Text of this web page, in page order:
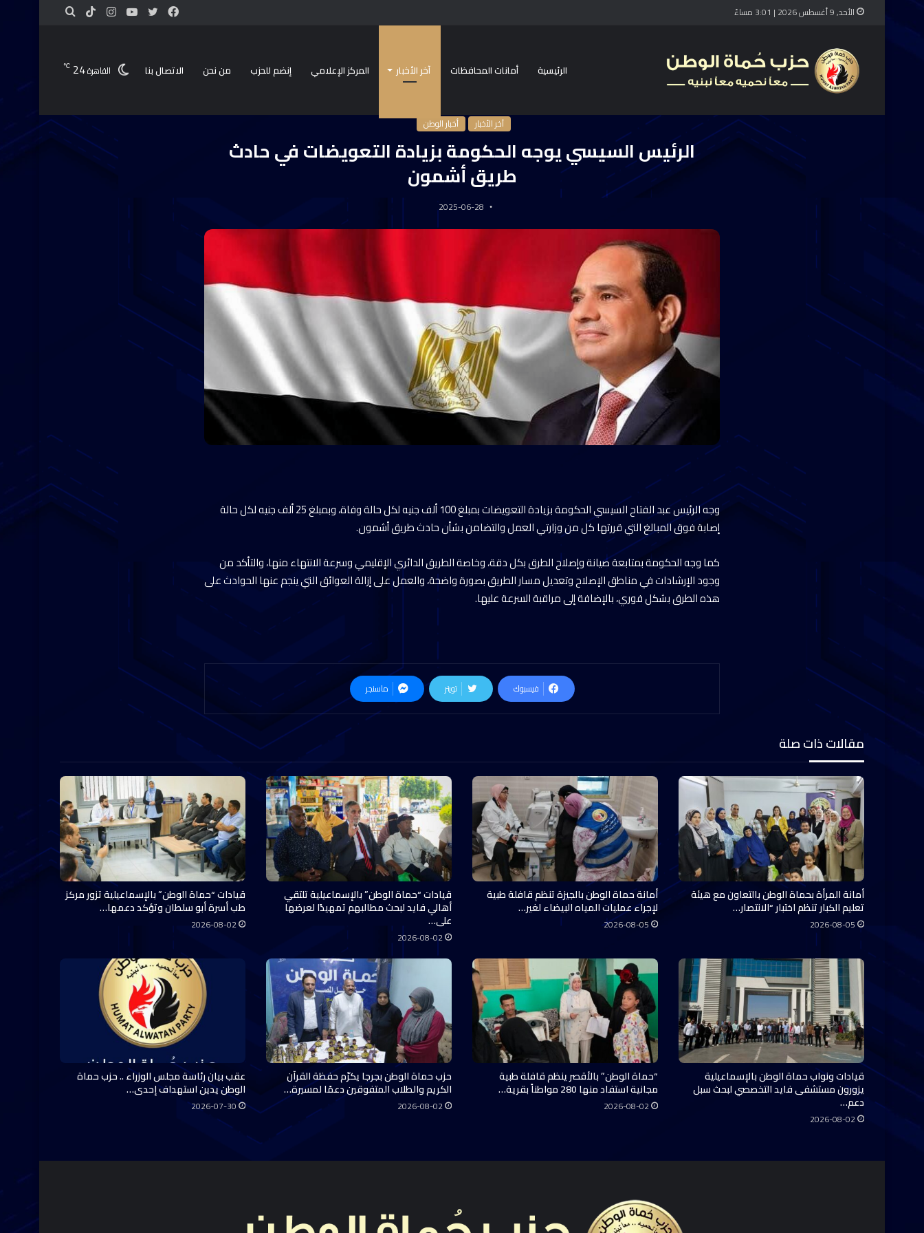
الأحد, 9 أغسطس 2026 | 3:01 مساءً
الرئيسية أمانات المحافظات آخر الأخبار المركز الإعلامي إنضم للحزب من نحن الاتصال بنا القاهرة24
℃
آخر الأخبار أخبار الوطن
الرئيس السيسي يوجه الحكومة بزيادة التعويضات في حادث
طريق أشمون
2025-06-28
وجه الرئيس عبد الفتاح السيسي الحكومة بزيادة التعويضات بمبلغ 100 ألف جنيه لكل حالة وفاة، وبمبلغ 25 ألف جنيه لكل حالة
إصابة فوق المبالغ التي قررتها كل من وزارتي العمل والتضامن بشأن حادث طريق أشمون.
كما وجه الحكومة بمتابعة صيانة وإصلاح الطرق بكل دقة، وخاصة الطريق الدائري الإقليمي وسرعة الانتهاء منها، والتأكد من
وجود الإرشادات في مناطق الإصلاح وتعديل مسار الطريق بصورة واضحة، والعمل على إزالة العوائق التي ينجم عنها الحوادث على
هذه الطرق بشكل فوري، بالإضافة إلى مراقبة السرعة عليها.
فيسبوك تويتر ماسنجر
مقالات ذات صلة
أمانة المرأة بحماة الوطن بالتعاون مع هيئة
تعليم الكبار تنظم اختبار “الانتصار…
2026-08-05
أمانة حماة الوطن بالجيزة تنظم قافلة طبية
لإجراء عمليات المياه البيضاء لغير…
2026-08-05
قيادات “حماة الوطن” بالإسماعيلية تلتقي
أهالي فايد لبحث مطالبهم تمهيدًا لعرضها
على…
2026-08-02
قيادات “حماة الوطن” بالإسماعيلية تزور مركز
طب أسرة أبو سلطان وتؤكد دعمها…
2026-08-02
قيادات ونواب حماة الوطن بالإسماعيلية
يزورون مستشفى فايد التخصصي لبحث سبل
دعم…
2026-08-02
“حماة الوطن” بالأقصر ينظم قافلة طبية
مجانية استفاد منها 280 مواطناً بقرية…
2026-08-02
حزب حماة الوطن بجرجا يكرّم حفظة القرآن
الكريم والطلاب المتفوقين دعمًا لمسيرة…
2026-08-02
عقب بيان رئاسة مجلس الوزراء .. حزب حماة
الوطن يدين استهداف إحدى…
2026-07-30